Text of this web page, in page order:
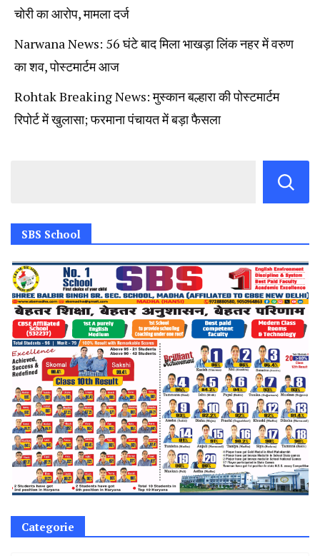
चोरी का आरोप, मामला दर्ज
Narwana News: 56 घंटे बाद मिला भाखड़ा लिंक नहर में वरुण
का शव, पोस्टमार्टम आज
Rohtak Breaking News: मुस्कान बल्हारा की पोस्टमार्टम
रिपोर्ट में खुलासा; फरमाना पंचायत में बड़ा फैसला
SBS School
Categorie